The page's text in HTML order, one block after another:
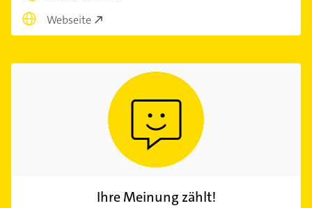
Webseite
Ihre Meinung zählt!